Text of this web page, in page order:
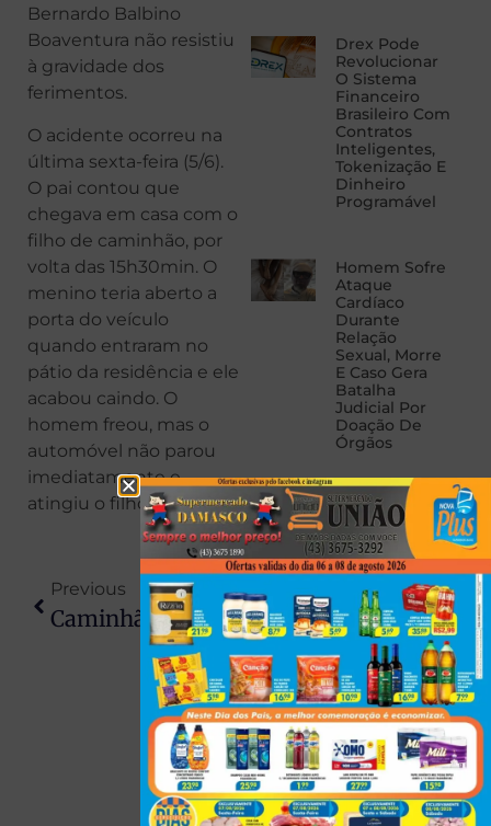
Bernardo Balbino
Boaventura não resistiu
à gravidade dos
ferimentos.
O acidente ocorreu na
última sexta-feira (5/6).
O pai contou que
chegava em casa com o
filho de caminhão, por
volta das 15h30min. O
menino teria aberto a
porta do veículo
quando entraram no
pátio da residência e ele
acabou caindo. O
homem freou, mas o
automóvel não parou
imediatamente e
atingiu o filho.
Drex Pode
Revolucionar
O Sistema
Financeiro
Brasileiro Com
Contratos
Inteligentes,
Tokenização E
Dinheiro
Programável
Homem Sofre
Ataque
Cardíaco
Durante
Relação
Sexual, Morre
E Caso Gera
Batalha
Judicial Por
Doação De
Órgãos
Previous
Caminhão Com Placas De Lupionópolis Tomba Na PR-454 E Motorista De 78 Anos Morre Em Astorga
Next
Jovem De 19 Anos É Esfaqueado Após Briga E Encaminhado À UPA Em Arapongas